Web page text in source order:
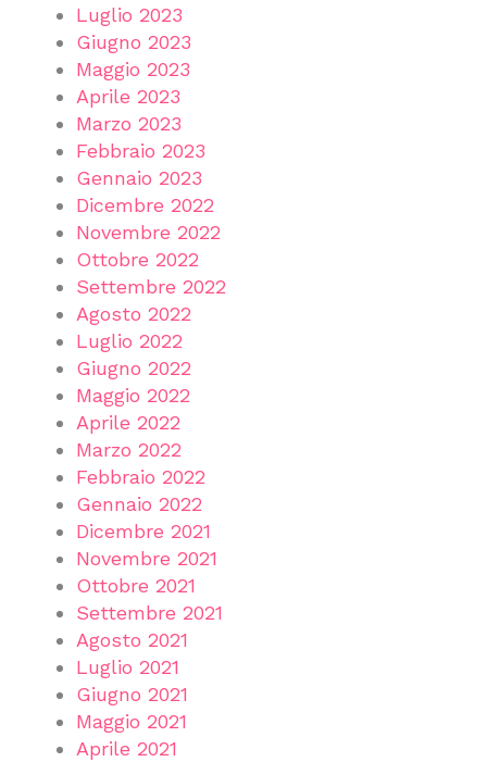
Luglio 2023
Giugno 2023
Maggio 2023
Aprile 2023
Marzo 2023
Febbraio 2023
Gennaio 2023
Dicembre 2022
Novembre 2022
Ottobre 2022
Settembre 2022
Agosto 2022
Luglio 2022
Giugno 2022
Maggio 2022
Aprile 2022
Marzo 2022
Febbraio 2022
Gennaio 2022
Dicembre 2021
Novembre 2021
Ottobre 2021
Settembre 2021
Agosto 2021
Luglio 2021
Giugno 2021
Maggio 2021
Aprile 2021